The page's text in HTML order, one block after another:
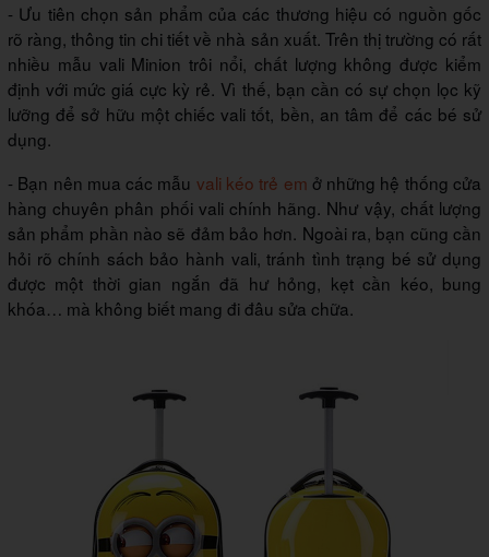
- Ưu tiên chọn sản phẩm của các thương hiệu có nguồn gốc
rõ ràng, thông tin chi tiết về nhà sản xuất. Trên thị trường có rất
nhiều mẫu vali Minion trôi nổi, chất lượng không được kiểm
định với mức giá cực kỳ rẻ. Vì thế, bạn cần có sự chọn lọc kỹ
lưỡng để sở hữu một chiếc vali tốt, bền, an tâm để các bé sử
dụng.
- Bạn nên mua các mẫu vali kéo trẻ em ở những hệ thống cửa
hàng chuyên phân phối vali chính hãng. Như vậy, chất lượng
sản phẩm phần nào sẽ đảm bảo hơn. Ngoài ra, bạn cũng cần
hỏi rõ chính sách bảo hành vali, tránh tình trạng bé sử dụng
được một thời gian ngắn đã hư hỏng, kẹt cần kéo, bung
khóa… mà không biết mang đi đâu sửa chữa.